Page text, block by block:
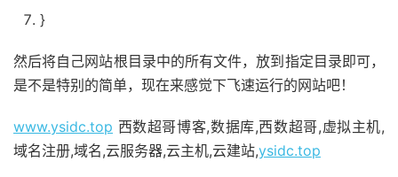
}
然后将自己网站根目录中的所有文件，放到指定目录即可，
是不是特别的简单，现在来感觉下飞速运行的网站吧！
www.ysidc.top 西数超哥博客,数据库,西数超哥,虚拟主机,
域名注册,域名,云服务器,云主机,云建站,ysidc.top